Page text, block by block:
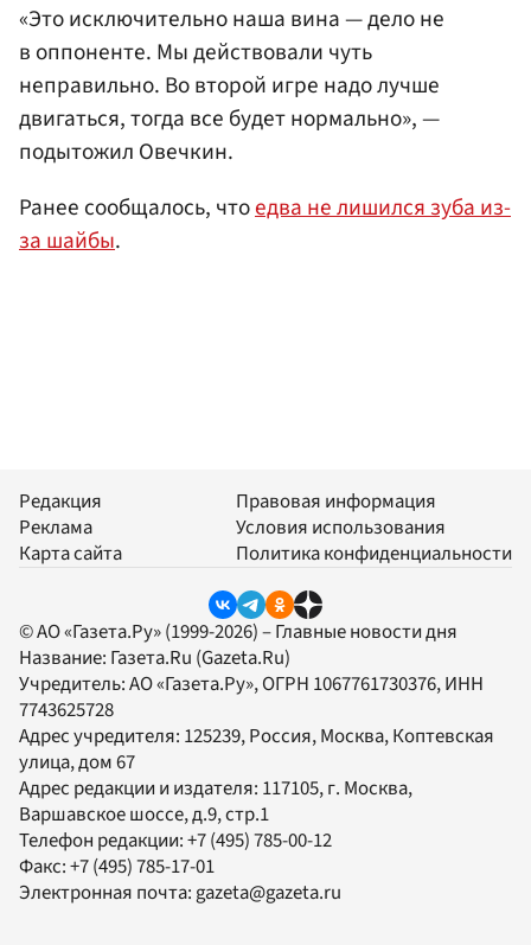
«Это исключительно наша вина — дело не
в оппоненте. Мы действовали чуть
неправильно. Во второй игре надо лучше
двигаться, тогда все будет нормально», —
подытожил Овечкин.
Ранее сообщалось, чтоедва не лишился зуба из-
за шайбы.
Редакция
Реклама
Карта сайта
Правовая информация
Условия использования
Политика конфиденциальности
© АО «Газета.Ру» (1999-2026) – Главные новости дня
Название: Газета.Ru (Gazeta.Ru)
Учредитель:АО «Газета.Ру», ОГРН 1067761730376, ИНН
7743625728
Адрес учредителя: 125239, Россия, Москва, Коптевская
улица, дом 67
Адрес редакции и издателя: 117105, г. Москва,
Варшавское шоссе, д.9, стр.1
Телефон редакции:+7 (495) 785-00-12
Факс:+7 (495) 785-17-01
Электронная почта:gazeta@gazeta.ru